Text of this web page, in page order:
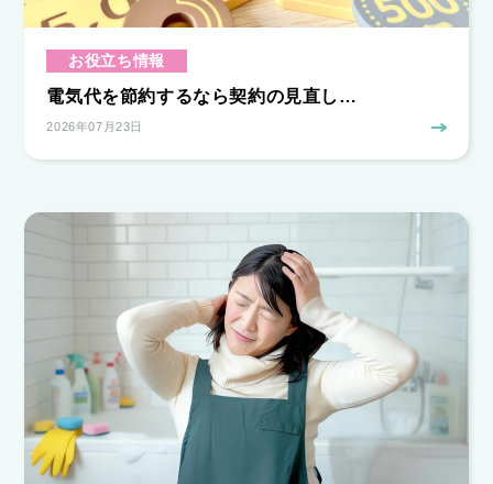
お役立ち情報
電気代を節約するなら契約の見直し…
2026年07月23日